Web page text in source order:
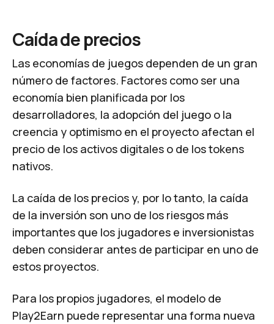
Caída de precios
Las economías de juegos dependen de un gran
número de factores. Factores como ser una
economía bien planificada por los
desarrolladores, la adopción del juego o la
creencia y optimismo en el proyecto afectan el
precio de los activos digitales o de los tokens
nativos.
La caída de los precios y, por lo tanto, la caída
de la inversión son uno de los riesgos más
importantes que los jugadores e inversionistas
deben considerar antes de participar en uno de
estos proyectos.
Para los propios jugadores, el modelo de
Play2Earn puede representar una forma nueva